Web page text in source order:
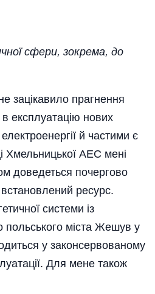
сфери, зокрема, до
зацікавило прагнення
в експлуатацію нових
й частими є
Хмельницької АЕС мені
доведеться почергово
ресурс.
системи із
міста Жешув у
у законсервованому
Для мене також